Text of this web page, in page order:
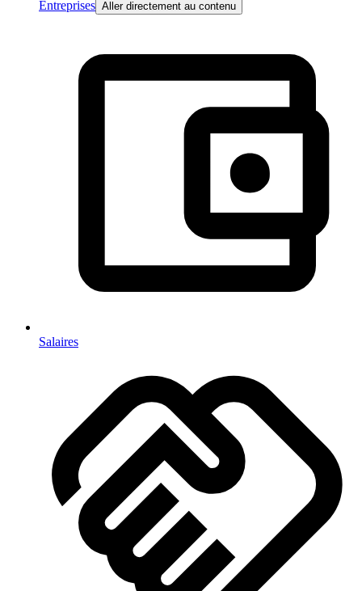
Entreprises Aller directement au contenu
Salaires